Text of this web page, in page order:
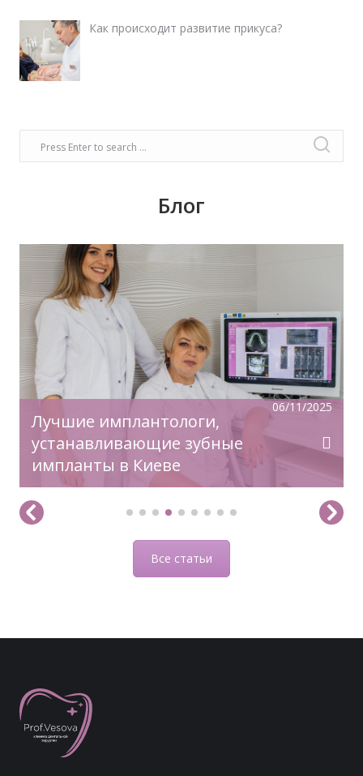
Как происходит развитие прикуса?
Блог
06/11/2025
Лучшие имплантологи,
устанавливающие зубные
импланты в Киеве
Время задуматься о волшебном платье,
прическе, макияже. Позаботьтесь о вашей
улыбке, которая придаст вашему образу
чувство комфорта и уверенности!
Все статьи